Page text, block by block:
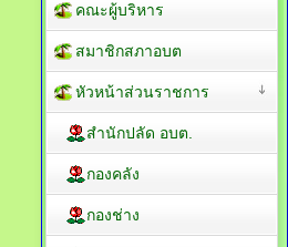
คณะผู้บริหาร
สมาชิกสภาอบต
หัวหน้าส่วนราชการ
สำนักปลัด อบต.
กองคลัง
กองช่าง